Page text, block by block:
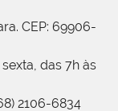
CEP: 69906-
das 7h às
2106-6834